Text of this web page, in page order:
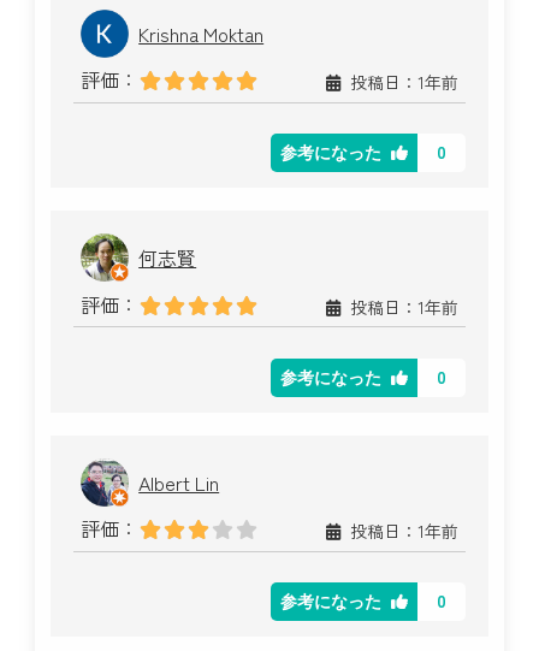
Krishna Moktan
評価：
投稿日：1年前
参考になった 0
何志賢
評価：
投稿日：1年前
参考になった 0
Albert Lin
評価：
投稿日：1年前
参考になった 0